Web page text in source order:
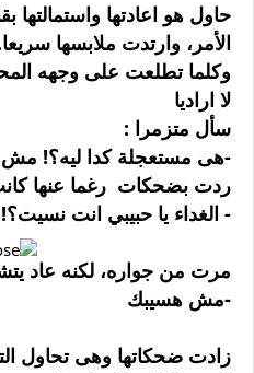
حاول هو اعادتها واستمالتها
الأمر، وارتدت ملابسها
وكلما تطلعت على وجهه
لا اراديا
سأل متزمرا :
-هى مستعجلة كدا ليه؟! مش
ردت بضحكات رغما عنها
- الغداء يا حبيبي انت نسيت؟!
مرت من جواره، لكنه عاد
-مش هسيبك
زادت ضحكاتها وهى تحاول